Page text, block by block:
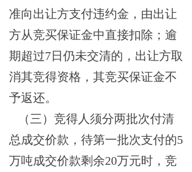
准向出让方支付违约金，由出让
方从竞买保证金中直接扣除；逾
期超过7日仍未交清的，出让方取
消其竞得资格，其竞买保证金不
予返还。
（三） 竞得人须分两批次付清
总成交价款，待第一批次支付的5
万吨成交价款剩余20万元时，竞